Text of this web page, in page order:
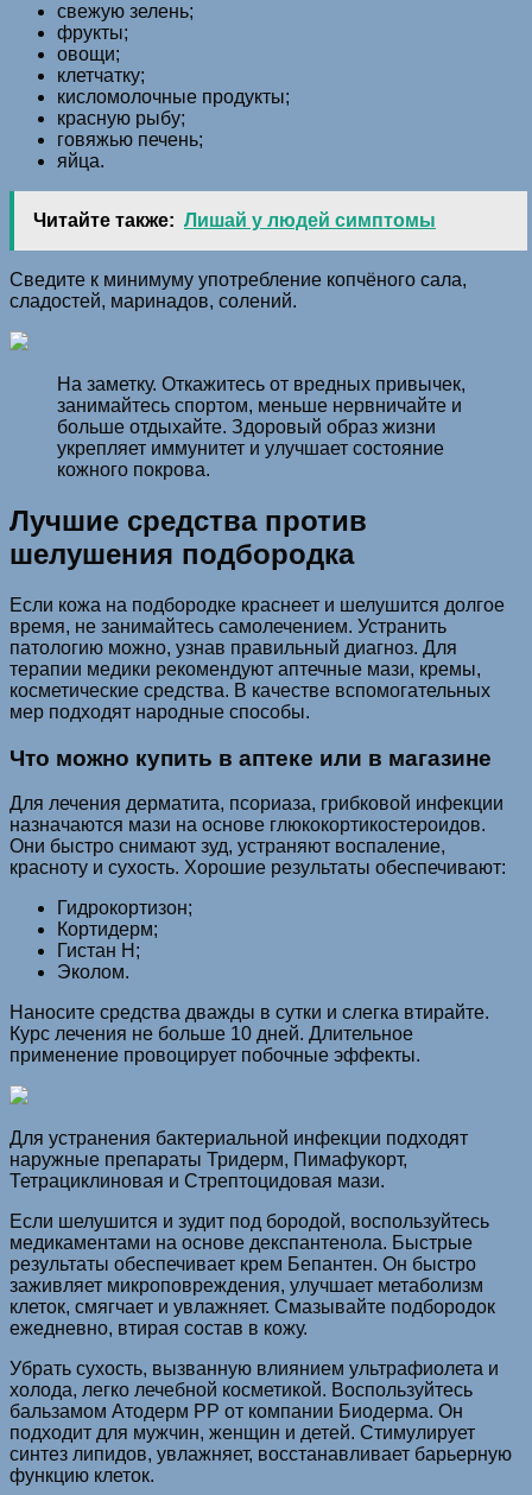
свежую зелень;
фрукты;
овощи;
клетчатку;
кисломолочные продукты;
красную рыбу;
говяжью печень;
яйца.
Читайте также: Лишай у людей симптомы
Сведите к минимуму употребление копчёного сала,
сладостей, маринадов, солений.
На заметку. Откажитесь от вредных привычек,
занимайтесь спортом, меньше нервничайте и
больше отдыхайте. Здоровый образ жизни
укрепляет иммунитет и улучшает состояние
кожного покрова.
Лучшие средства против
шелушения подбородка
Если кожа на подбородке краснеет и шелушится долгое
время, не занимайтесь самолечением. Устранить
патологию можно, узнав правильный диагноз. Для
терапии медики рекомендуют аптечные мази, кремы,
косметические средства. В качестве вспомогательных
мер подходят народные способы.
Что можно купить в аптеке или в магазине
Для лечения дерматита, псориаза, грибковой инфекции
назначаются мази на основе глюкокортикостероидов.
Они быстро снимают зуд, устраняют воспаление,
красноту и сухость. Хорошие результаты обеспечивают:
Гидрокортизон;
Кортидерм;
Гистан Н;
Эколом.
Наносите средства дважды в сутки и слегка втирайте.
Курс лечения не больше 10 дней. Длительное
применение провоцирует побочные эффекты.
Для устранения бактериальной инфекции подходят
наружные препараты Тридерм, Пимафукорт,
Тетрациклиновая и Стрептоцидовая мази.
Если шелушится и зудит под бородой, воспользуйтесь
медикаментами на основе декспантенола. Быстрые
результаты обеспечивает крем Бепантен. Он быстро
заживляет микроповреждения, улучшает метаболизм
клеток, смягчает и увлажняет. Смазывайте подбородок
ежедневно, втирая состав в кожу.
Убрать сухость, вызванную влиянием ультрафиолета и
холода, легко лечебной косметикой. Воспользуйтесь
бальзамом Атодерм PP от компании Биодерма. Он
подходит для мужчин, женщин и детей. Стимулирует
синтез липидов, увлажняет, восстанавливает барьерную
функцию клеток.